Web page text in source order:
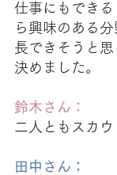
仕事にもでき
ら興味のある
長できそうと
決めました。
鈴木さん：
二人ともスカウ
田中さん：